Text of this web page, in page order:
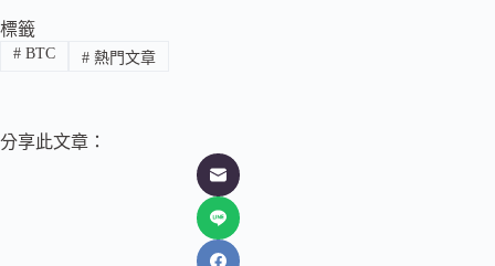
標籤
#BTC #熱門文章
分享此文章：